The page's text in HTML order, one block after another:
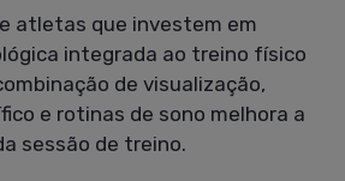
atletas que investem em
integrada ao treino físico
de visualização,
e rotinas de sono melhora a
sessão de treino.